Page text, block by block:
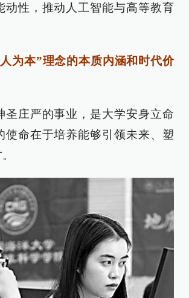
动性，推动人工智能与高等教育
为本”理念的本质内涵和时代价
圣庄严的事业，是大学安身立命
使命在于培养能够引领未来、塑